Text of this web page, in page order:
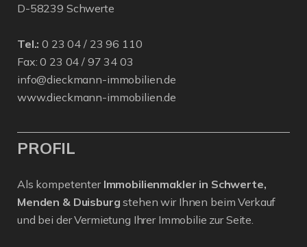
D-58239 Schwerte
Tel.: 0 23 04 / 23 96 110
Fax: 0 23 04 / 97 34 03
info@dieckmann-immobilien.de
www.dieckmann-immobilien.de
PROFIL
Als kompetenter Immobilienmakler in Schwerte,
Menden & Duisburg stehen wir Ihnen beim Verkauf
und bei der Vermietung Ihrer Immobilie zur Seite.